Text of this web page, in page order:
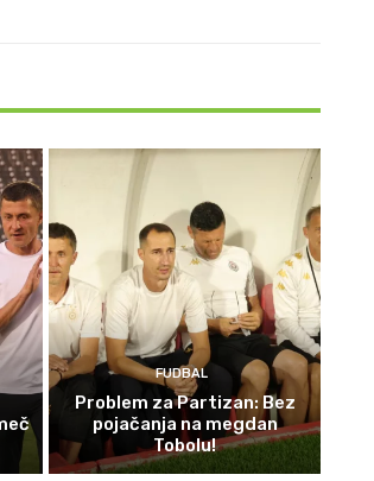
FUDBAL
Problem za Partizan: Bez
pojačanja na megdan
Tobolu!